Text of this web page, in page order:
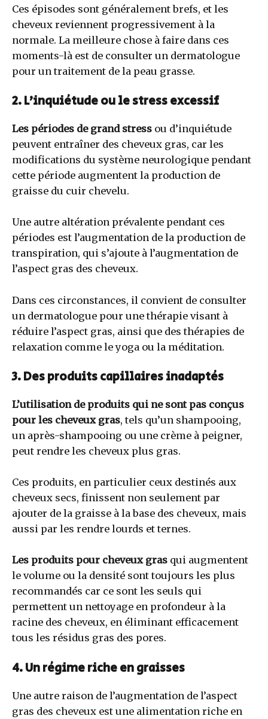
Ces épisodes sont généralement brefs, et les
cheveux reviennent progressivement à la
normale. La meilleure chose à faire dans ces
moments-là est de consulter un dermatologue
pour un traitement de la peau grasse.
2. L’inquiétude ou le stress excessif
Les périodes de grand stress ou d’inquiétude
peuvent entraîner des cheveux gras, car les
modifications du système neurologique pendant
cette période augmentent la production de
graisse du cuir chevelu.
Une autre altération prévalente pendant ces
périodes est l’augmentation de la production de
transpiration, qui s’ajoute à l’augmentation de
l’aspect gras des cheveux.
Dans ces circonstances, il convient de consulter
un dermatologue pour une thérapie visant à
réduire l’aspect gras, ainsi que des thérapies de
relaxation comme le yoga ou la méditation.
3. Des produits capillaires inadaptés
L’utilisation de produits qui ne sont pas conçus
pour les cheveux gras, tels qu’un shampooing,
un après-shampooing ou une crème à peigner,
peut rendre les cheveux plus gras.
Ces produits, en particulier ceux destinés aux
cheveux secs, finissent non seulement par
ajouter de la graisse à la base des cheveux, mais
aussi par les rendre lourds et ternes.
Les produits pour cheveux gras qui augmentent
le volume ou la densité sont toujours les plus
recommandés car ce sont les seuls qui
permettent un nettoyage en profondeur à la
racine des cheveux, en éliminant efficacement
tous les résidus gras des pores.
4. Un régime riche en graisses
Une autre raison de l’augmentation de l’aspect
gras des cheveux est une alimentation riche en